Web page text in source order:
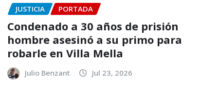
JUSTICIA PORTADA
Condenado a 30 años de prisión
hombre asesinó a su primo para
robarle en Villa Mella
Julio Benzant Jul 23, 2026